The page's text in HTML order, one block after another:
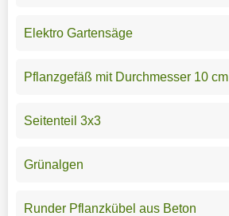
Elektro Gartensäge
Pflanzgefäß mit Durchmesser 10 cm
Seitenteil 3x3
Grünalgen
Runder Pflanzkübel aus Beton